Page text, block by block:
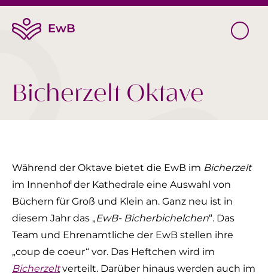
Bicherzelt Oktave
Während der Oktave bietet die EwB im Bicherzelt
im Innenhof der Kathedrale eine Auswahl von
Büchern für Groß und Klein an. Ganz neu ist in
diesem Jahr das „EwB- Bicherbichelchen“. Das
Team und Ehrenamtliche der EwB stellen ihre
„coup de coeur“ vor. Das Heftchen wird im
Bicherzeltverteilt. Darüber hinaus werden auch im